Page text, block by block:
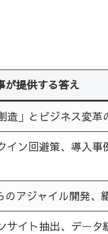
が提供する答え
造」とビジネス変革
イン回避策、導入事
アジャイル開発、
サイト抽出、データ